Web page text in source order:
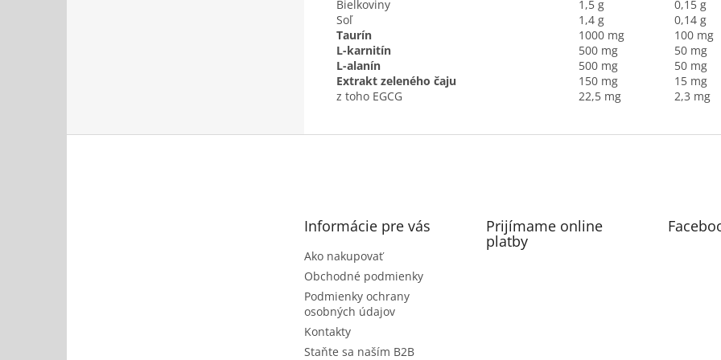
Bielkoviny
1,5 g
0,15 g
Soľ
1,4 g
0,14 g
Taurín
1000 mg
100 mg
L-karnitín
500 mg
50 mg
L-alanín
500 mg
50 mg
Extrakt zeleného čaju
150 mg
15 mg
z toho EGCG
22,5 mg 2,3 mg
Informácie pre vás
Ako nakupovať
Obchodné podmienky
Podmienky ochrany
osobných údajov
Kontakty
Staňte sa naším B2B
Prijímame online
platby